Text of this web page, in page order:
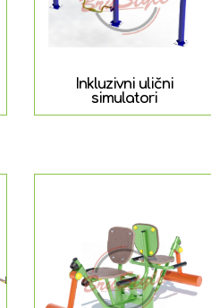
Inkluzivni ulični
simulatori